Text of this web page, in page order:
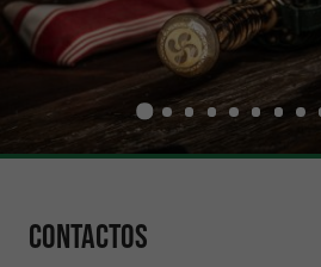
Contactos